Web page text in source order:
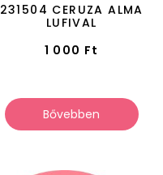
231504 CERUZA ALMA
LUFIVAL
1 000 Ft
Bővebben